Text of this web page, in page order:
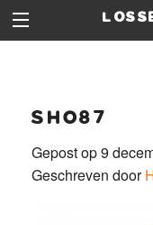
sh087
Gepost op 9
Geschreven door